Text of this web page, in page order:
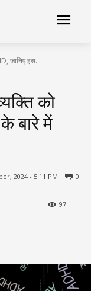
जानिए इस...
को
बारे में
2024 - 5:11 PM 0
97